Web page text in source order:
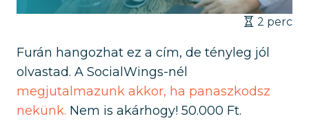
2 perc
Furán hangozhat ez a cím, de tényleg jól
olvastad. A SocialWings-nél
megjutalmazunk akkor, ha panaszkodsz
nekünk. Nem is akárhogy! 50.000 Ft.